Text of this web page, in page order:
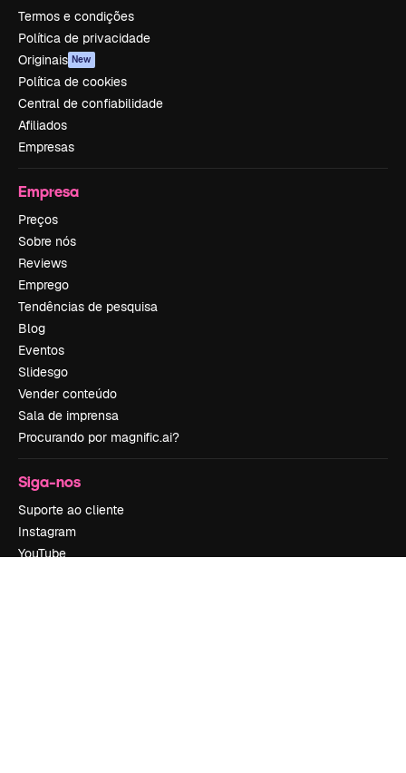
Termos e condições
Política de privacidade
Originais New
Política de cookies
Central de confiabilidade
Afiliados
Empresas
Empresa
Preços
Sobre nós
Reviews
Emprego
Tendências de pesquisa
Blog
Eventos
Slidesgo
Vender conteúdo
Sala de imprensa
Procurando por magnific.ai?
Siga-nos
Suporte ao cliente
Instagram
YouTube